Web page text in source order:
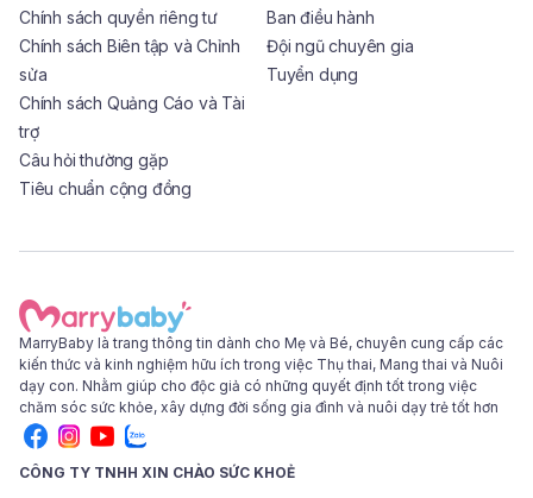
Chính sách quyền riêng tư
Chính sách Biên tập và Chỉnh
sửa
Chính sách Quảng Cáo và Tài
trợ
Câu hỏi thường gặp
Tiêu chuẩn cộng đồng
Ban điều hành
Đội ngũ chuyên gia
Tuyển dụng
MarryBaby là trang thông tin dành cho Mẹ và Bé, chuyên cung cấp các
kiến thức và kinh nghiệm hữu ích trong việc Thụ thai, Mang thai và Nuôi
dạy con. Nhằm giúp cho độc giả có những quyết định tốt trong việc
chăm sóc sức khỏe, xây dựng đời sống gia đình và nuôi dạy trẻ tốt hơn
CÔNG TY TNHH XIN CHÀO SỨC KHOẺ